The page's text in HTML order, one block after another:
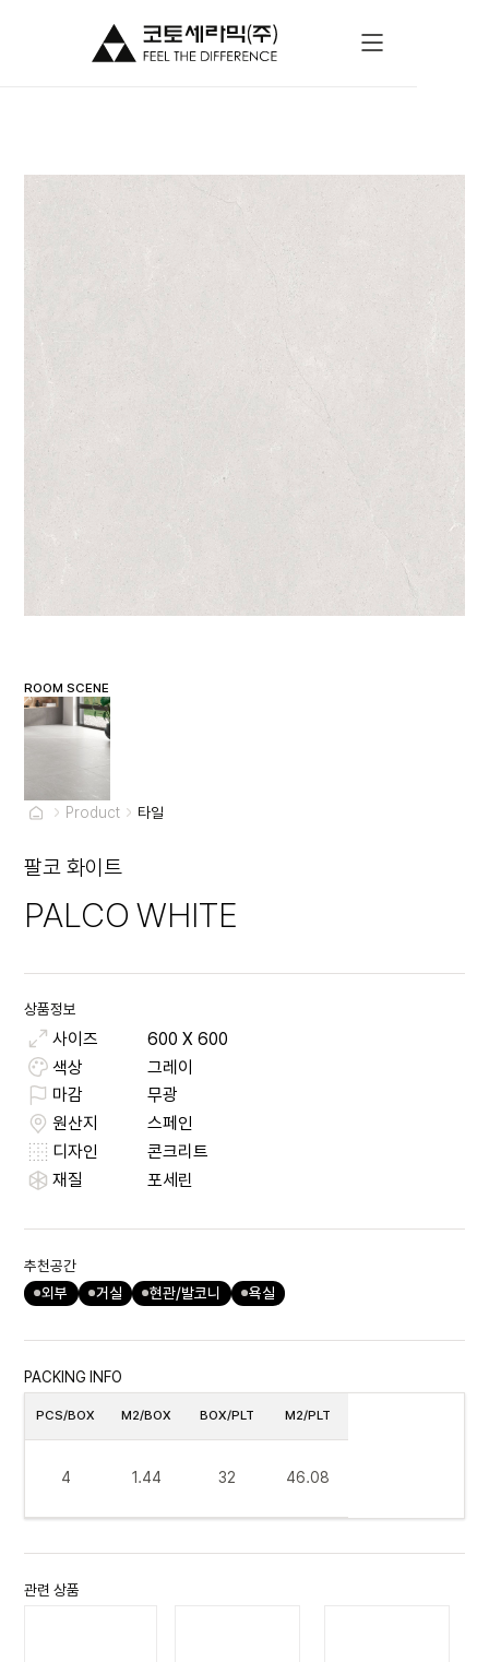
ROOM SCENE
Product 타일
팔코 화이트
PALCO WHITE
상품정보
사이즈 600 X 600
색상
그레이
마감
무광
원산지
스페인
디자인
콘크리트
재질
포세린
추천공간
외부
거실 현관/발코니 욕실
PACKING INFO
PCS/BOX
4
M2/BOX
1.44
BOX/PLT
32
M2/PLT
46.08
관련 상품